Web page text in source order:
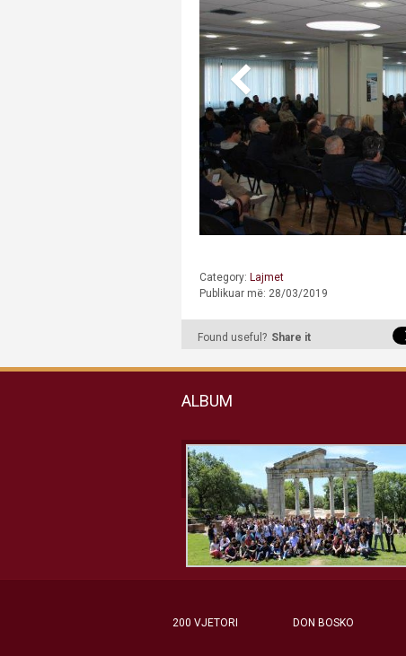
Category: Lajmet
Publikuar më: 28/03/2019
Found useful? Share it
ALBUM
200 VJETORI DON BOSKO